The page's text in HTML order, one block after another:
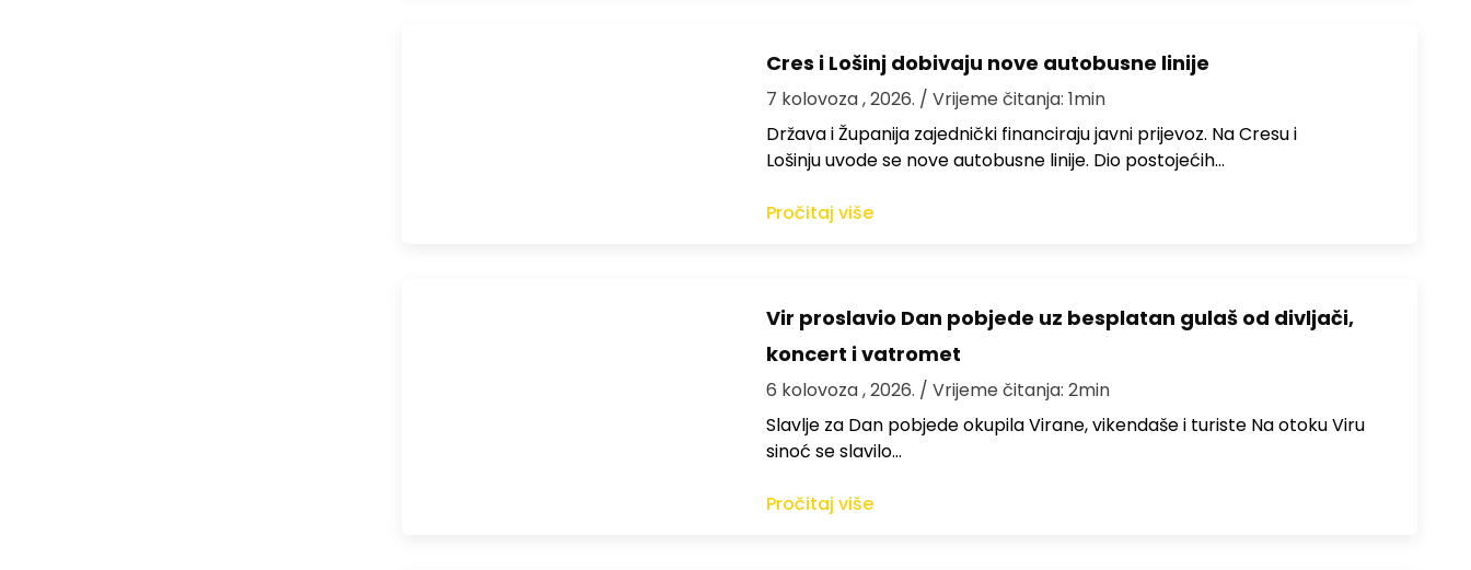
Cres i Lošinj dobivaju nove autobusne linije
7 kolovoza , 2026. / Vrijeme čitanja: 1min
Država i Županija zajednički financiraju javni prijevoz. Na Cresu i
Lošinju uvode se nove autobusne linije. Dio postojećih…
Pročitaj više
Vir proslavio Dan pobjede uz besplatan gulaš od divljači,
koncert i vatromet
6 kolovoza , 2026. / Vrijeme čitanja: 2min
Slavlje za Dan pobjede okupila Virane, vikendaše i turiste Na otoku Viru
sinoć se slavilo…
Pročitaj više